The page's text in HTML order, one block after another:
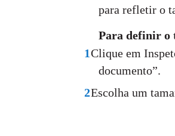
para refletir o
Para definir o
1Clique em
documento”.
2Escolha um